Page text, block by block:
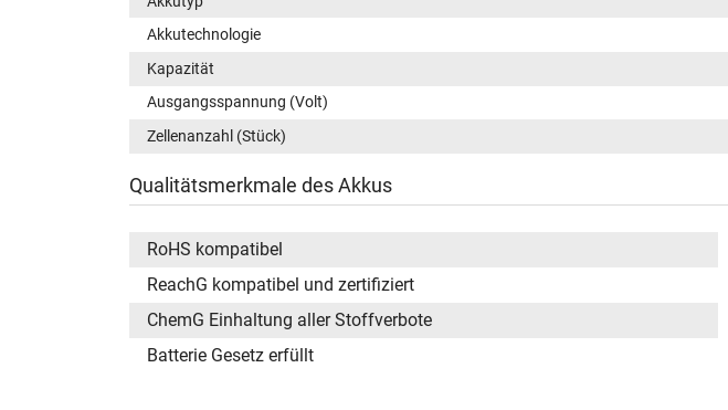
Akkutechnologie
Kapazität
Ausgangsspannung (Volt)
Zellenanzahl (Stück)
Qualitätsmerkmale des Akkus
RoHS kompatibel
ReachG kompatibel und zertifiziert
ChemG Einhaltung aller Stoffverbote
Batterie Gesetz erfüllt